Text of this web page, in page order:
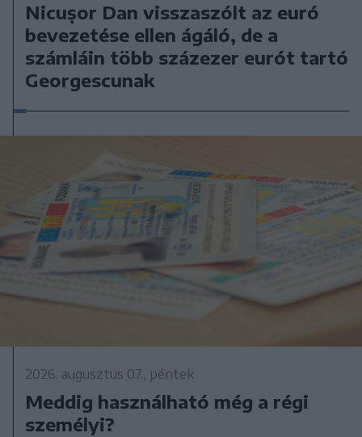
Nicușor Dan visszaszólt az euró
bevezetése ellen ágáló, de a
számláin több százezer eurót tartó
Georgescunak
2026. augusztus 07., péntek
Meddig használható még a régi
személyi?